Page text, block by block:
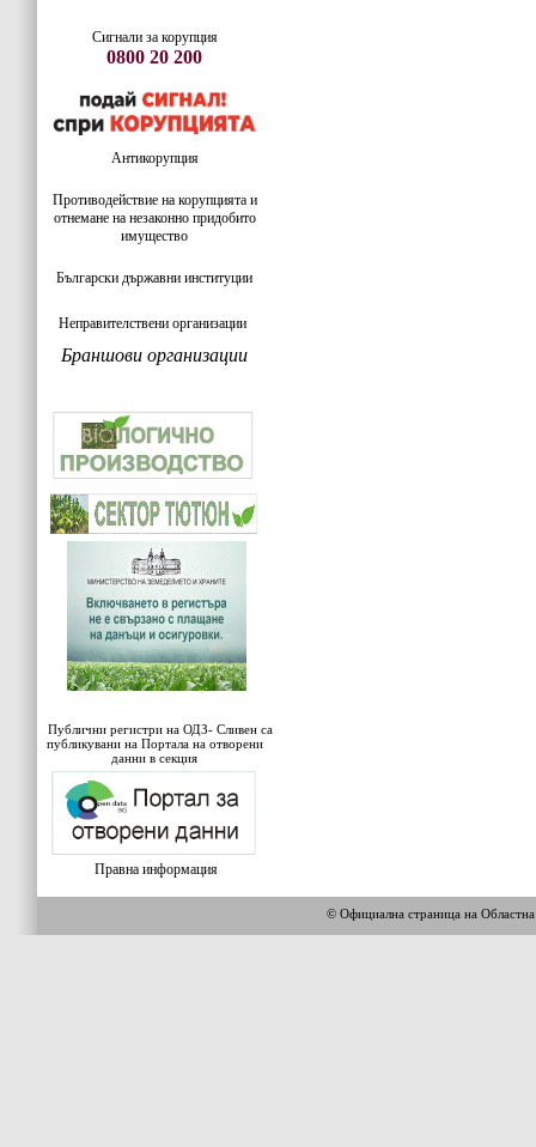
Сигнали за корупция
0800 20 200
Антикорупция
Противодействие на корупцията и
отнемане на незаконно придобито
имущество
Български държавни институции
Неправителствени организации
Браншови организации
Публични регистри на ОДЗ- Сливен са
публикувани на Портала на отворени
данни в секция
Правна информация
© Официална страница на